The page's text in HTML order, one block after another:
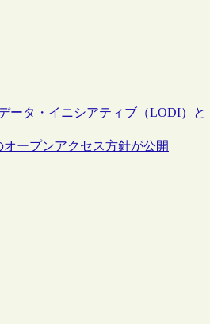
ータ・イニシアティブ（LODI）と
ープンアクセス方針が公開